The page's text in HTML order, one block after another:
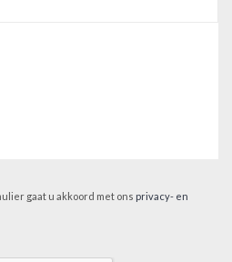
gaat u akkoord met ons privacy- en